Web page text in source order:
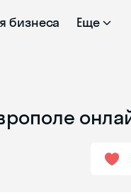
бизнеса Еще